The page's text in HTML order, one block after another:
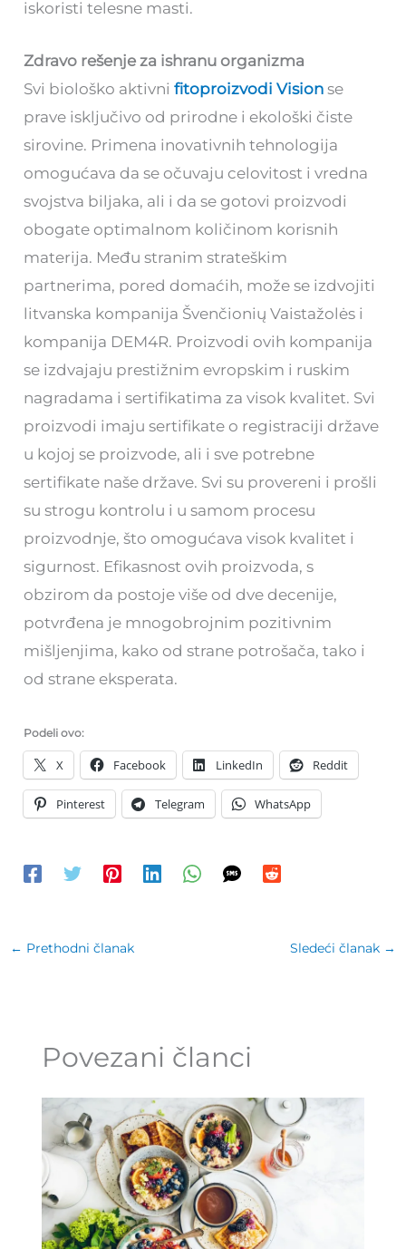
iskoristi telesne masti.
Zdravo rešenje za ishranu organizma
Svi biološko aktivnifitoproizvodi Vision se
prave isključivo od prirodne i ekološki čiste
sirovine. Primena inovativnih tehnologija
omogućava da se očuvaju celovitost i vredna
svojstva biljaka, ali i da se gotovi proizvodi
obogate optimalnom količinom korisnih
materija. Među stranim strateškim
partnerima, pored domaćih, može se izdvojiti
litvanska kompanija Švenčionių Vaistažolės i
kompanija DEM4R. Proizvodi ovih kompanija
se izdvajaju prestižnim evropskim i ruskim
nagradama i sertifikatima za visok kvalitet. Svi
proizvodi imaju sertifikate o registraciji države
u kojoj se proizvode, ali i sve potrebne
sertifikate naše države. Svi su provereni i prošli
su strogu kontrolu i u samom procesu
proizvodnje, što omogućava visok kvalitet i
sigurnost. Efikasnost ovih proizvoda, s
obzirom da postoje više od dve decenije,
potvrđena je mnogobrojnim pozitivnim
mišljenjima, kako od strane potrošača, tako i
od strane eksperata.
Podeli ovo:
X Facebook LinkedIn Reddit
Pinterest Telegram WhatsApp
← Prethodni članak Sledeći članak →
Povezani članci